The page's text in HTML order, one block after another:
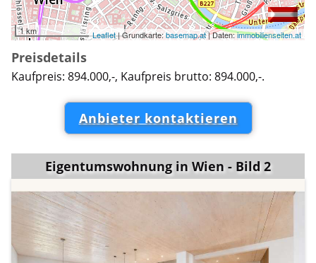
1 km Leaflet| Grundkarte:basemap.at| Daten:immobilienseiten.at
Preisdetails
Kaufpreis: 894.000,-, Kaufpreis brutto: 894.000,-.
Anbieter kontaktieren
Eigentumswohnung in Wien - Bild 2